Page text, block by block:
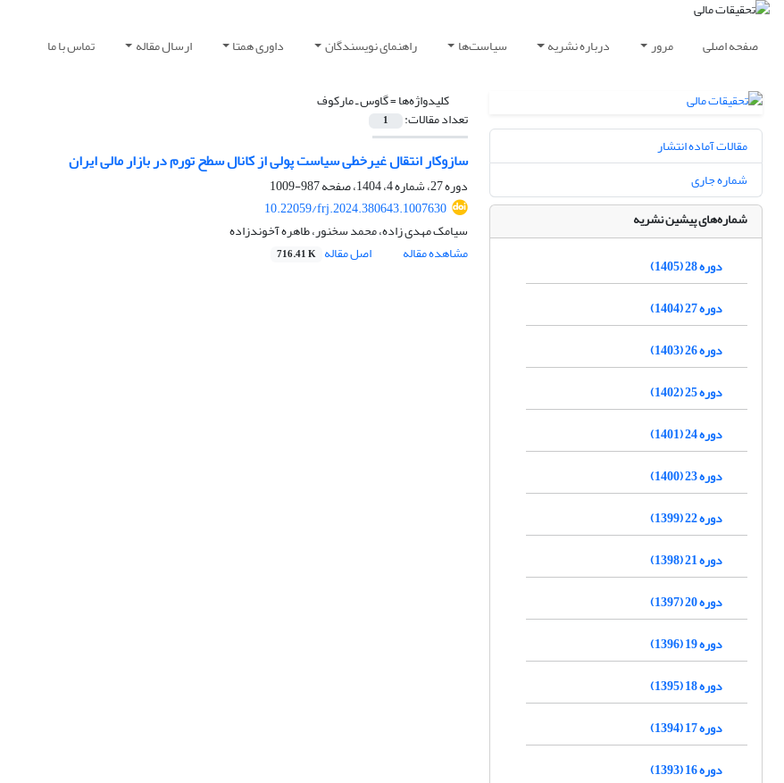
صفحه اصلی مرور درباره نشریه سیاست‌ها راهنمای نویسندگان داوری همتا ارسال مقاله تماس با ما
کلیدواژه‌ها =گاوس ـ مارکوف
تعداد مقالات: 1
سازوکار انتقال غیرخطی سیاست پولی از کانال سطح تورم در بازار مالی ایران
دوره 27، شماره 4، 1404، صفحه
987-1009
10.22059/frj.2024.380643.1007630
سیامک مهدی زاده، محمد سخنور، طاهره آخوندزاده
مشاهده مقاله
اصل مقاله 716.41 K
مقالات آماده انتشار
شماره جاری
شماره‌های پیشین نشریه
دوره 28 (1405)
دوره 27 (1404)
دوره 26 (1403)
دوره 25 (1402)
دوره 24 (1401)
دوره 23 (1400)
دوره 22 (1399)
دوره 21 (1398)
دوره 20 (1397)
دوره 19 (1396)
دوره 18 (1395)
دوره 17 (1394)
دوره 16 (1393)